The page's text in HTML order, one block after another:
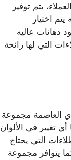
يتم توفير
اختيار
عاليه
التي لها رائحة
العاصمة مجموعة
تغيير في الألوان
التي يحتاج
يتوافر مجموعة